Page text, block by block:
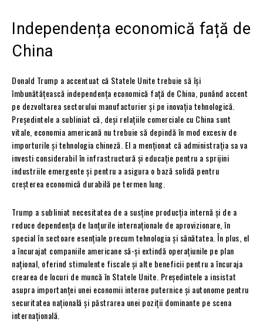
Independența economică față de
China
Donald Trump a accentuat că Statele Unite trebuie să își
îmbunătățească independența economică față de China, punând accent
pe dezvoltarea sectorului manufacturier și pe inovația tehnologică.
Președintele a subliniat că, deși relațiile comerciale cu China sunt
vitale, economia americană nu trebuie să depindă în mod excesiv de
importurile și tehnologia chineză. El a menționat că administrația sa va
investi considerabil în infrastructură și educație pentru a sprijini
industriile emergente și pentru a asigura o bază solidă pentru
creșterea economică durabilă pe termen lung.
Trump a subliniat necesitatea de a susține producția internă și de a
reduce dependența de lanțurile internaționale de aprovizionare, în
special în sectoare esențiale precum tehnologia și sănătatea. În plus, el
a încurajat companiile americane să-și extindă operațiunile pe plan
național, oferind stimulente fiscale și alte beneficii pentru a încuraja
crearea de locuri de muncă în Statele Unite. Președintele a insistat
asupra importanței unei economii interne puternice și autonome pentru
securitatea națională și păstrarea unei poziții dominante pe scena
internațională.